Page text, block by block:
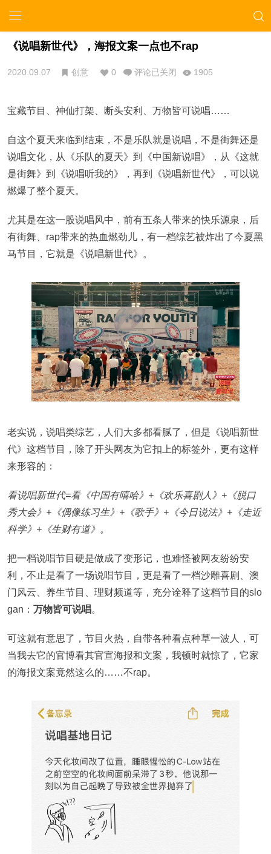
《说唱新世代》，海报文案一点也不rap
2020.09.07 创意 0 评论已关闭 1905
宝藏节目、神仙打架、断头安利、万物皆可说唱……
自这个夏天来临到结束，不是乐队就是说唱，不是街舞还是
说唱文化，从《乐队的夏天》到《中国新说唱》，从《这就
是街舞》到《说唱听我的》，再到《说唱新世代》，可以说
燃爆了整个夏天。
尤其是在这一股说唱风中，前有五条人带来的快乐源泉，后
有街舞、rap带来的热血燃劲儿，有一档综艺被炸出了今夏黑
马节目，它就是《说唱新世代》。
老实说，说唱类综艺，人们大多都看腻了，但是《说唱新世
代》这档节目，除了开头网友为它扣上的标签外，更有这样
来形容的：
看说唱新世代=看《中国有嘻哈》+《欢乐喜剧人》+《脱口
秀大会》+《偶像练习生》+《歌手》+《今日说法》+《走近
科学》+《生财有道》。
把一档说唱节目硬是做成了变形记，也难怪被网友纷纷安
利，不止是看了一场说唱节目，更是看了一档沙雕喜剧、澳
门风云、养生节目、理财频道等，充分诠释了这档节目的slo
gan： 万物皆可说唱。
可这就有意思了，节目火热，自带各种看点种草一波人，可
当我去它的官博看其官宣海报和文案，我顿时就惊了，它家
的海报文案竟然这么的……不rap。